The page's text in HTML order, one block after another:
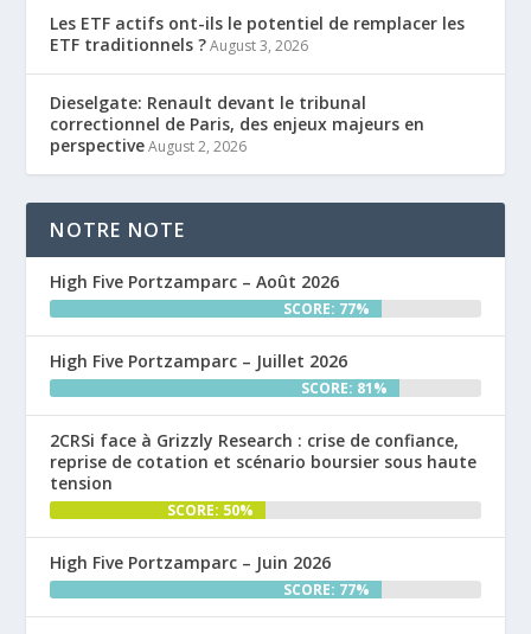
Les ETF actifs ont-ils le potentiel de remplacer les
ETF traditionnels ? August 3, 2026
Dieselgate: Renault devant le tribunal
correctionnel de Paris, des enjeux majeurs en
perspective August 2, 2026
NOTRE NOTE
High Five Portzamparc – Août 2026
SCORE: 77%
High Five Portzamparc – Juillet 2026
SCORE: 81%
2CRSi face à Grizzly Research : crise de confiance,
reprise de cotation et scénario boursier sous haute
tension
SCORE: 50%
High Five Portzamparc – Juin 2026
SCORE: 77%